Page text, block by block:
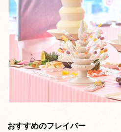
おすすめのフレイバー